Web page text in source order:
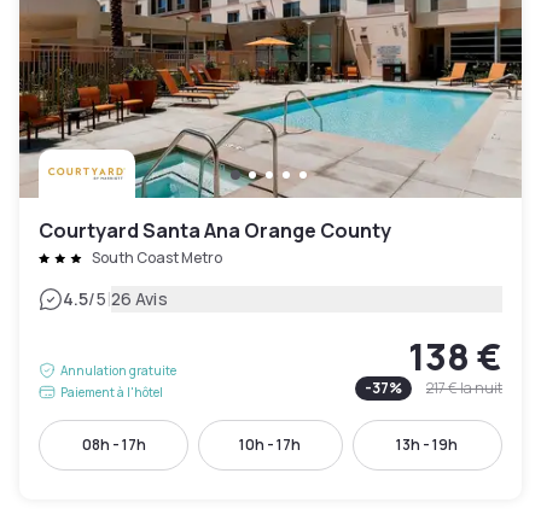
Courtyard Santa Ana Orange County
South Coast Metro
4.5/5|26 Avis
Annulation gratuite
Paiement à l'hôtel
138 €
-37% 217 €la nuit
08h - 17h 10h - 17h 13h - 19h